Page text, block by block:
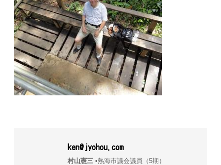
ken@jyohou.com
村山憲三▪︎熱海市議会議員（5期）